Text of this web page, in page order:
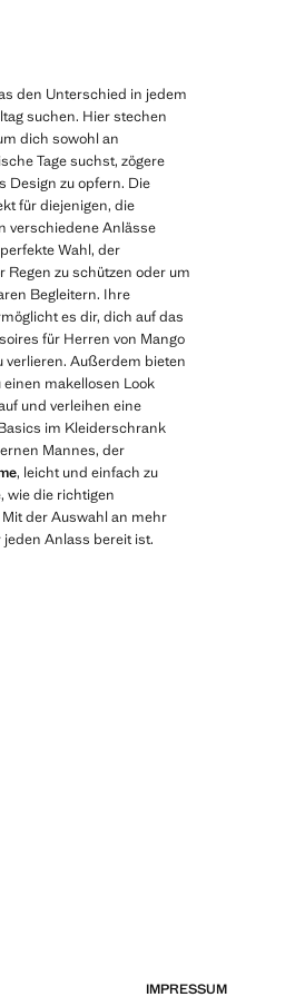
den Unterschied in jedem
suchen. Hier stechen
dich sowohl an
Tage suchst, zögere
Design zu opfern. Die
für diejenigen, die
verschiedene Anlässe
Wahl, der
zu schützen oder um
Begleitern. Ihre
es dir, dich auf das
für Herren von Mango
verlieren. Außerdem bieten
makellosen Look
und verleihen eine
im Kleiderschrank
Mannes, der
, leicht und einfach zu
wie die richtigen
der Auswahl an mehr
Anlass bereit ist.
IMPRESSUM